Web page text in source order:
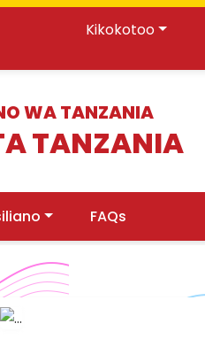
Kikokotoo
WA TANZANIA
TANZANIA
FAQs